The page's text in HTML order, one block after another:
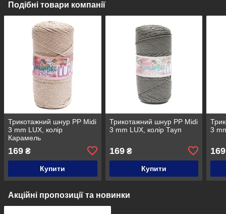
Подібні товари компанії
Трикотажний шнур PP Midi
3 mm LUX, колір
Карамель
169 ₴
Купити
Трикотажний шнур PP Midi
3 mm LUX, колір Тауп
169₴
Купити
3
169
Акційні пропозиції та новинки